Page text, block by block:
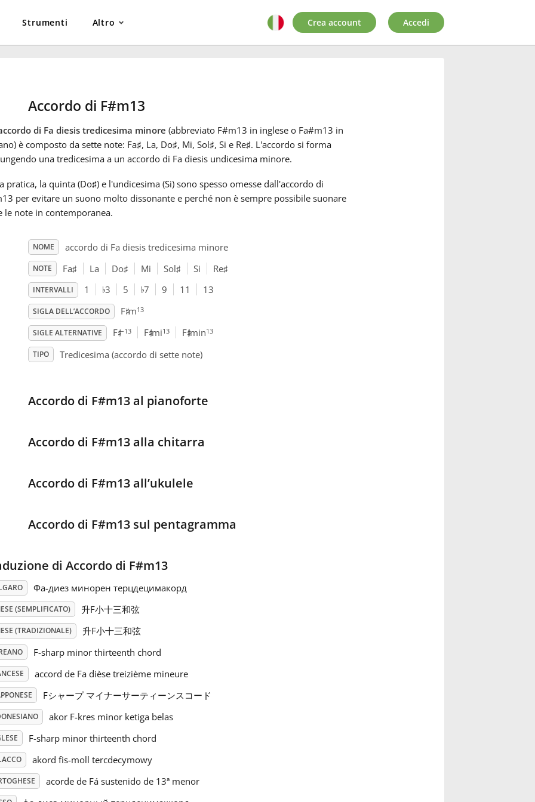
Strumenti Altro Crea account Accedi
Accordo di F#m13
di Fa diesis tredicesima minore (abbreviato F#m13 in inglese o Fa#m13 in
è composto da sette note: Fa♯, La, Do♯, Mi, Sol♯, Si e Re♯. L'accordo si forma
una tredicesima a un accordo di Fa diesis undicesima minore.
pratica, la quinta (Do♯) e l'undicesima (Si) sono spesso omesse dall'accordo di
per evitare un suono molto dissonante e perché non è sempre possibile suonare
le note in contemporanea.
NOME accordo di Fa diesis tredicesima minore
NOTE Fa♯ La Do♯ Mi Sol♯ Si Re♯
INTERVALLI 1 ♭3 5 ♭7 9 11 13
SIGLA DELL’ACCORDO F♯m13
SIGLE ALTERNATIVE F♯–13 F♯mi13 F♯min13
TIPO Tredicesima (accordo di sette note)
Accordo di F#m13 al pianoforte
Accordo di F#m13 alla chitarra
Accordo di F#m13 all’ukulele
Accordo di F#m13 sul pentagramma
di Accordo di F#m13
Фа-диез минорен терцдецимакорд
(SEMPLIFICATO) 升F小十三和弦
(TRADIZIONALE) 升F小十三和弦
F-sharp minor thirteenth chord
accord de Fa dièse treizième mineure
Fシャープ マイナーサーティーンスコード
akor F-kres minor ketiga belas
F-sharp minor thirteenth chord
akord fis-moll tercdecymowy
acorde de Fá sustenido de 13ª menor